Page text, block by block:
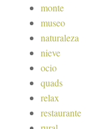
monte
museo
naturaleza
nieve
ocio
quads
relax
restaurante